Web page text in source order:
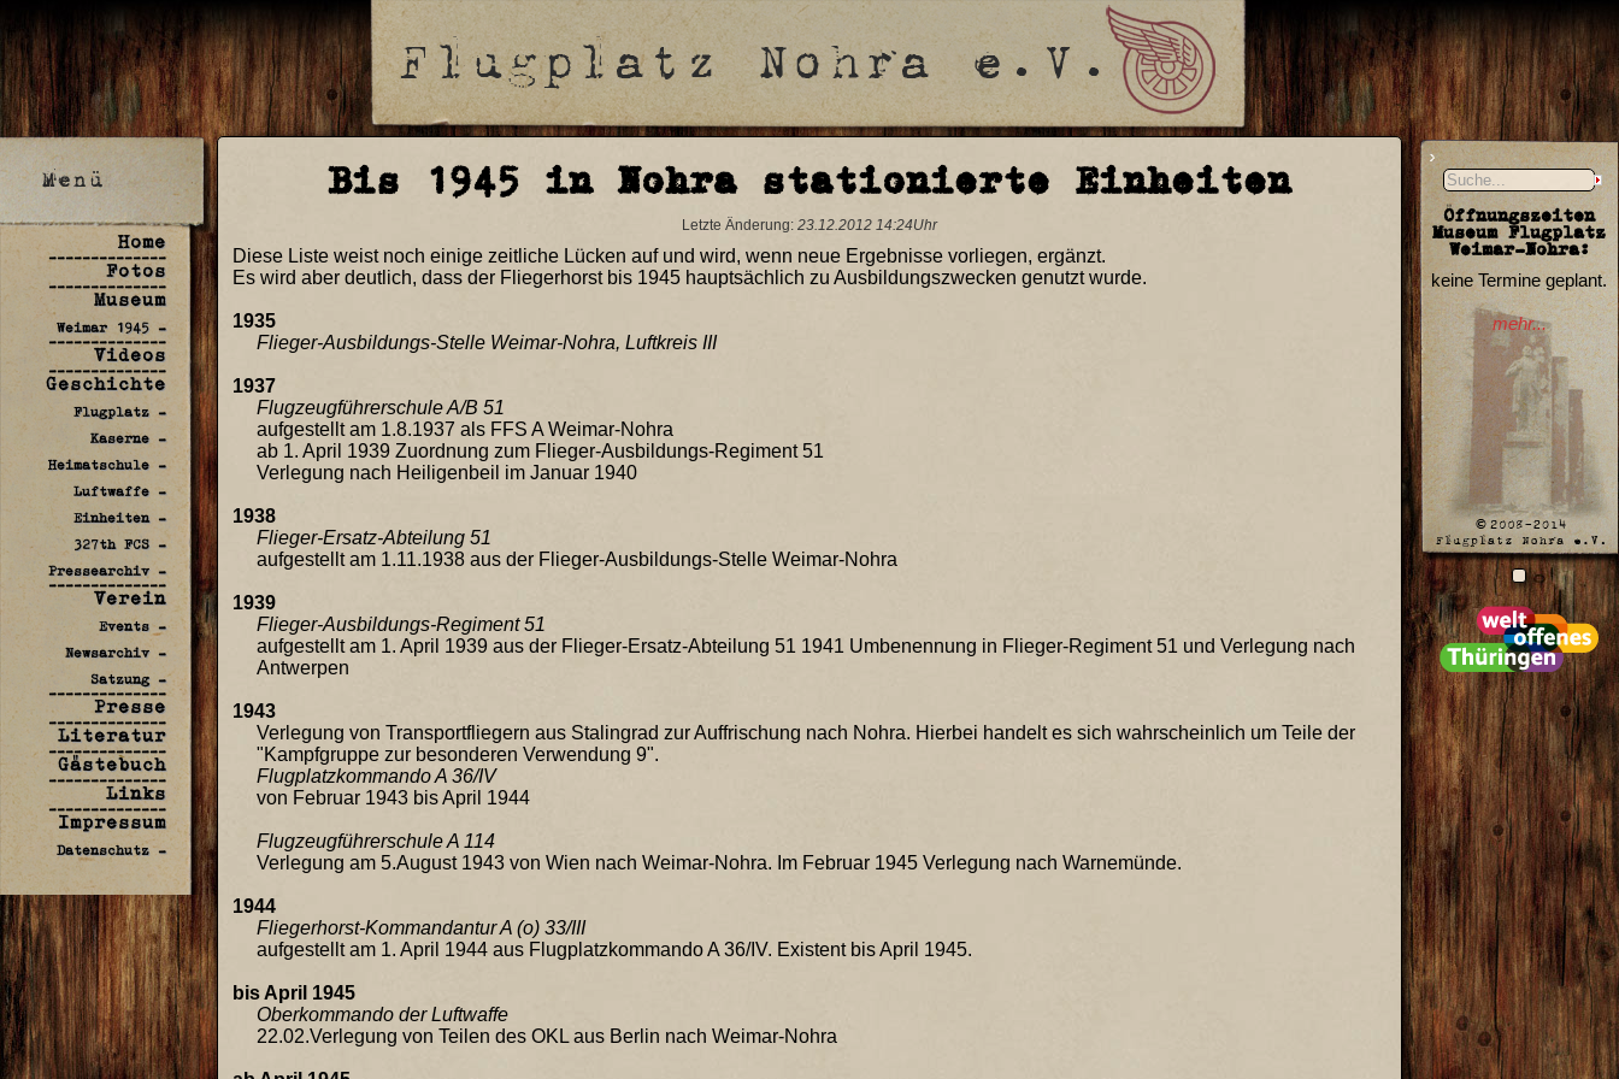
Home
--------------
Fotos
--------------
Museum
Weimar 1945 -
--------------
Videos
--------------
Geschichte
Flugplatz -
Kaserne -
Heimatschule -
Luftwaffe -
Einheiten -
327th FCS -
Pressearchiv -
--------------
Verein
Events -
Newsarchiv -
Satzung -
--------------
Presse
--------------
Literatur
--------------
Gästebuch
--------------
Links
--------------
Impressum
Datenschutz -
Öffnungszeiten
Museum Flugplatz
Weimar-Nohra:
keine Termine geplant.
mehr...
Bis 1945 in Nohra stationierte Einheiten
Letzte Änderung: 23.12.2012 14:24Uhr
Diese Liste weist noch einige zeitliche Lücken auf und wird, wenn neue Ergebnisse vorliegen, ergänzt.
Es wird aber deutlich, dass der Fliegerhorst bis 1945 hauptsächlich zu Ausbildungszwecken genutzt wurde.
1935
Flieger-Ausbildungs-Stelle Weimar-Nohra, Luftkreis III
1937
Flugzeugführerschule A/B 51
aufgestellt am 1.8.1937 als FFS A Weimar-Nohra
ab 1. April 1939 Zuordnung zum Flieger-Ausbildungs-Regiment 51
Verlegung nach Heiligenbeil im Januar 1940
1938
Flieger-Ersatz-Abteilung 51
aufgestellt am 1.11.1938 aus der Flieger-Ausbildungs-Stelle Weimar-Nohra
1939
Flieger-Ausbildungs-Regiment 51
aufgestellt am 1. April 1939 aus der Flieger-Ersatz-Abteilung 51 1941 Umbenennung in Flieger-Regiment 51 und Verlegung nach
Antwerpen
1943
Verlegung von Transportfliegern aus Stalingrad zur Auffrischung nach Nohra. Hierbei handelt es sich wahrscheinlich um Teile der
"Kampfgruppe zur besonderen Verwendung 9".
Flugplatzkommando A 36/IV
von Februar 1943 bis April 1944
Flugzeugführerschule A 114
Verlegung am 5.August 1943 von Wien nach Weimar-Nohra. Im Februar 1945 Verlegung nach Warnemünde.
1944
Fliegerhorst-Kommandantur A (o) 33/III
aufgestellt am 1. April 1944 aus Flugplatzkommando A 36/IV. Existent bis April 1945.
bis April 1945
Oberkommando der Luftwaffe
22.02.Verlegung von Teilen des OKL aus Berlin nach Weimar-Nohra